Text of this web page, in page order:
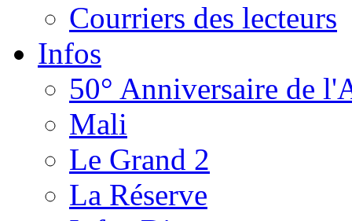
Courriers des lecteurs
Infos
50° Anniversaire de
Mali
Le Grand 2
La Réserve